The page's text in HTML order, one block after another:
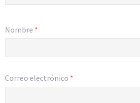
Nombre *
Correo electrónico *